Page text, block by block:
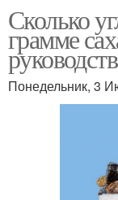
Сколько
грамме
Понедельник, 3